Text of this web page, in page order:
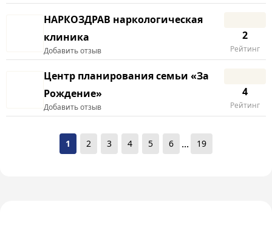
НАРКОЗДРАВ наркологическая
клиника
Добавить отзыв
2
Рейтинг
Центр планирования семьи «За
Рождение»
Добавить отзыв
4
Рейтинг
1 2 3 4 5 6 ... 19